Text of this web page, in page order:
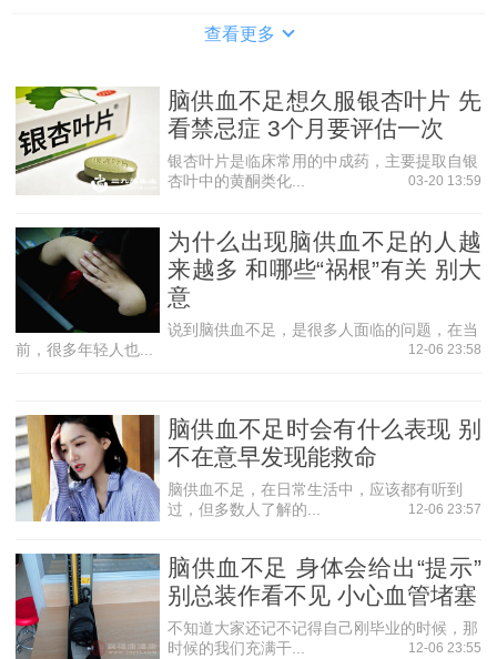
还是很有必要的，因为长期脑供血不足会导致各种各样的疾
病，身体亏损严重再后悔就迟了。那么，症状有哪些，下面
看看。
(1)头晕或与平日不同的头痛。
暂时的吐字不清或讲话不灵。
(3)突然原因不明的跌交或短暂的意识丧失或个性和智力
的突然变化。
(4)全身明显乏力，肢体软弱无力。整天昏昏沉沉的欲
脑供血不足一般治疗方法有哪些
(1)首先去除危险因素
如治疗高血压、戒烟、禁止过度饮酒，治疗冠心病、心
律失常、心衰等。 这些危险因素都是心脑血管疾病的危险因
烟酒是对身体有害的物质，特别是烟，酒的话可以少
喝，一周不超过1两;高血压是由于血管变窄等众多原因造成
的，血管变窄很容易造成血管堵塞;冠心病、心律失常、心衰
查看更多
脑供血不足想久服银杏叶片 先
看禁忌症 3个月要评估一次
银杏叶片是临床常用的中成药，主要提取自银
杏叶中的黄酮类化...
03-20 13:59
为什么出现脑供血不足的人越
来越多 和哪些“祸根”有关 别大
意
说到脑供血不足，是很多人面临的问题，在当
前，很多年轻人也...
12-06 23:58
脑供血不足时会有什么表现 别
不在意早发现能救命
脑供血不足，在日常生活中，应该都有听到
过，但多数人了解的...
12-06 23:57
脑供血不足 身体会给出“提示”
别总装作看不见 小心血管堵塞
不知道大家还记不记得自己刚毕业的时候，那
时候的我们充满干...
12-06 23:55